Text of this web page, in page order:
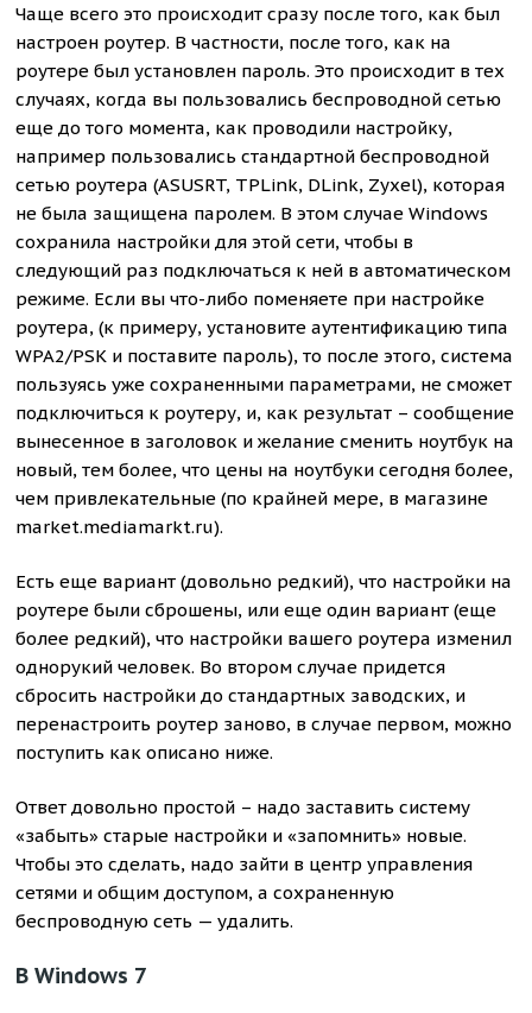
Чаще всего это происходит сразу после того, как был
настроен роутер. В частности, после того, как на
роутере был установлен пароль. Это происходит в тех
случаях, когда вы пользовались беспроводной сетью
еще до того момента, как проводили настройку,
например пользовались стандартной беспроводной
сетью роутера (ASUSRT, TPLink, DLink, Zyxel), которая
не была защищена паролем. В этом случае Windows
сохранила настройки для этой сети, чтобы в
следующий раз подключаться к ней в автоматическом
режиме. Если вы что-либо поменяете при настройке
роутера, (к примеру, установите аутентификацию типа
WPA2/PSK и поставите пароль), то после этого, система
пользуясь уже сохраненными параметрами, не сможет
подключиться к роутеру, и, как результат – сообщение
вынесенное в заголовок и желание сменить ноутбук на
новый, тем более, что цены на ноутбуки сегодня более,
чем привлекательные (по крайней мере, в магазине
market.mediamarkt.ru).
Есть еще вариант (довольно редкий), что настройки на
роутере были сброшены, или еще один вариант (еще
более редкий), что настройки вашего роутера изменил
однорукий человек. Во втором случае придется
сбросить настройки до стандартных заводских, и
перенастроить роутер заново, в случае первом, можно
поступить как описано ниже.
Ответ довольно простой – надо заставить систему
«забыть» старые настройки и «запомнить» новые.
Чтобы это сделать, надо зайти в центр управления
сетями и общим доступом, а сохраненную
беспроводную сеть — удалить.
В Windows 7